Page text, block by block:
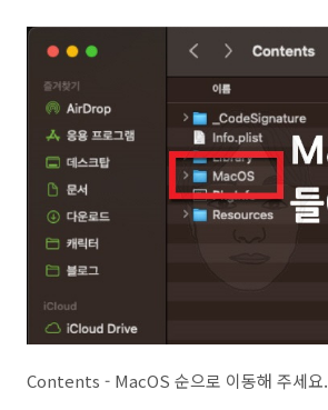
Contents - MacOS 순으로 이동해 주세요.